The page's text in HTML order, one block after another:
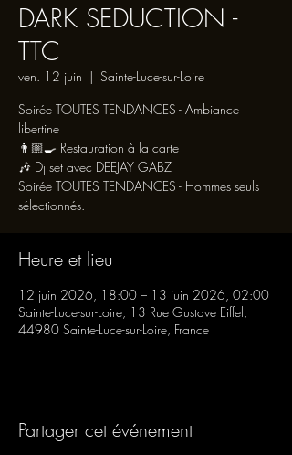
DARK SEDUCTION -
TTC
ven. 12 juin
  |
Sainte-Luce-sur-Loire
Soirée TOUTES TENDANCES - Ambiance
libertine
👨🏼‍🍳 Restauration à la carte
🎶 Dj set avec DEEJAY GABZ
Soirée TOUTES TENDANCES - Hommes seuls
sélectionnés.
Heure et lieu
12 juin 2026, 18:00 – 13 juin 2026, 02:00
Sainte-Luce-sur-Loire, 13 Rue Gustave Eiffel,
44980 Sainte-Luce-sur-Loire, France
Partager cet événement